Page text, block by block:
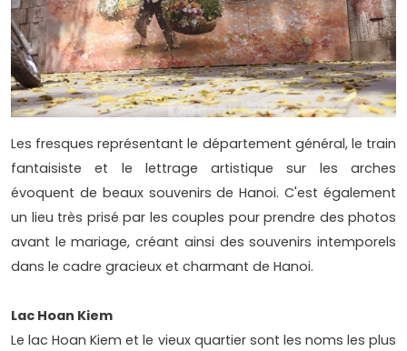
Les fresques représentant le département général, le train
fantaisiste et le lettrage artistique sur les arches
évoquent de beaux souvenirs de Hanoi. C'est également
un lieu très prisé par les couples pour prendre des photos
avant le mariage, créant ainsi des souvenirs intemporels
dans le cadre gracieux et charmant de Hanoi.
Lac Hoan Kiem
Le lac Hoan Kiem et le vieux quartier sont les noms les plus